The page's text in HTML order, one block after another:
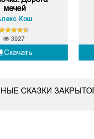
мечей
Кош
Скачать
3927
СКАЗКИ